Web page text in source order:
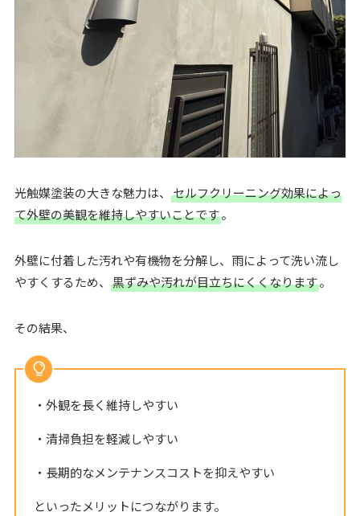
光触媒塗装の大きな魅力は、 セルフクリーニング効果によっ
て外壁の美観を維持しやすいことです。
外壁に付着した汚れや有機物を分解し、雨によって洗い流し
やすくするため、 黒ずみや汚れが目立ちにくくなります。
その結果、
・外観を長く維持しやすい
・清掃負担を軽減しやすい
・長期的なメンテナンスコストを抑えやすい
といったメリットにつながります。